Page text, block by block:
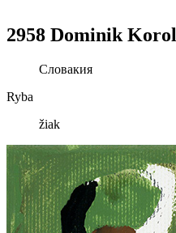
2958 Dominik Korol
Словакия
Ryba
žiak